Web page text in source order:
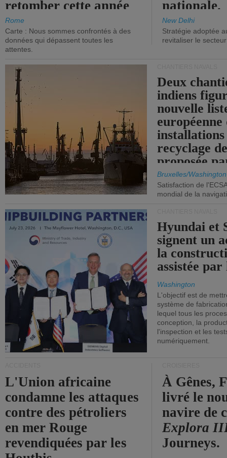
retomber cette année
aux niveaux de 2015.
Rome
Carte : Nous sommes confrontés à des
données qui dépassent toutes les
attentes.
nationale.
New Delhi
Stratégie adoptée
revitaliser le secteur
Deux
indiens
nouvelle
européenne
installations
recyclage
proposée
Bruxelles/Washington
Satisfaction de
mondial de la
Hyundai et
signent un
la
assistée
Washington
L'objectif est de
système de
lequel tous les
conception, la
l'inspection et les
numériquement.
L'Union africaine
condamne les attaques
contre des pétroliers
en mer Rouge
revendiquées par les
À Gênes,
livré le
navire de
Explora
Journeys.